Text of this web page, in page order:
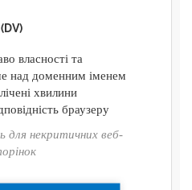
власності та
над доменним іменем
хвилини
браузеру
для некритичних веб-